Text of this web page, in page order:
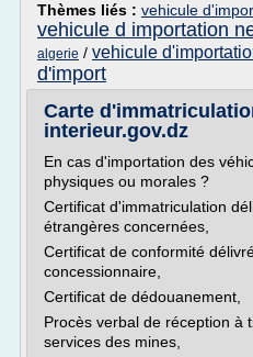
Thèmes liés : vehicule
vehicule d importation
algerie / vehicule
d'import
Carte
interieur.gov.dz
En cas d'importation des
physiques ou morales ?
Certificat d'immatriculation
étrangères concernées,
Certificat de conformité
concessionnaire,
Certificat de dédouanement,
Procès verbal de réception à
services des mines,